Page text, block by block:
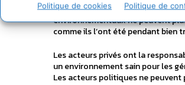
Politique de cookies Politique de
de conseil et de conception du
environnementaux ne peuvent
comme ils l’ont été pendant bien
Les acteurs privés ont la
un environnement sain pour les
Les acteurs politiques ne peuvent